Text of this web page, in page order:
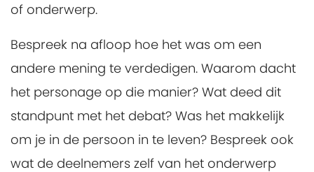
of onderwerp.
Bespreek na afloop hoe het was om een
andere mening te verdedigen. Waarom dacht
het personage op die manier? Wat deed dit
standpunt met het debat? Was het makkelijk
om je in de persoon in te leven? Bespreek ook
wat de deelnemers zelf van het onderwerp